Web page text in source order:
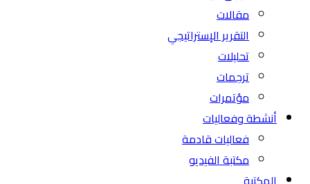
مقالات
التقرير الإستراتيجي
تحليلات
ترجمات
مؤتمرات
أنشطة وفعاليات
فعاليات قادمة
مكتبة الفيديو